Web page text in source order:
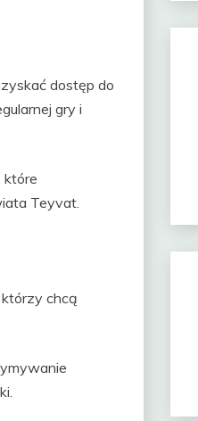
dostęp do
gry i
które
Teyvat.
chcą